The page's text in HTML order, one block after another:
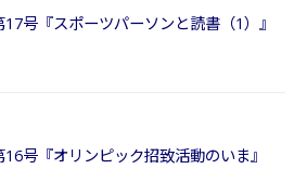
17号『スポーツパーソンと読書（1）』
16号『オリンピック招致活動のいま』